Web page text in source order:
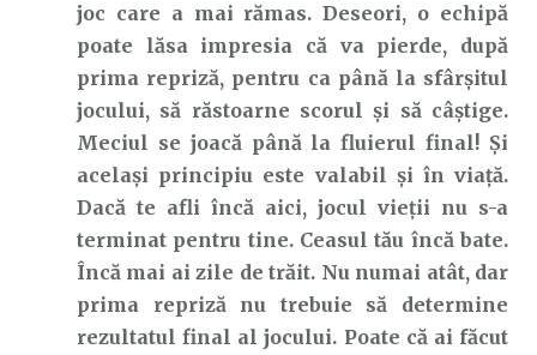
joc care a mai rămas. Deseori, o echipă
poate lăsa impresia că va pierde, după
prima repriză, pentru ca până la sfârșitul
jocului, să răstoarne scorul și să câștige.
Meciul se joacă până la fluierul final! Și
același principiu este valabil și în viață.
Dacă te afli încă aici, jocul vieții nu s-a
terminat pentru tine. Ceasul tău încă bate.
Încă mai ai zile de trăit. Nu numai atât, dar
prima repriză nu trebuie să determine
rezultatul final al jocului. Poate că ai făcut